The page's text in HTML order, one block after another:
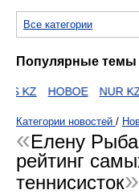
Все категории
Популярные темы
KZ НОВОЕ NUR KZ
Категории новостей /
Елену
рейтинг
теннисисток